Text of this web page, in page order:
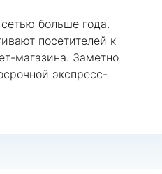
больше года.
посетителей к
магазина. Заметно
экспресс-